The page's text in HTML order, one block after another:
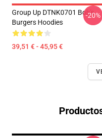
Group Up DTNK0701 Bob's
Burgers Hoodies
39,51 € - 45,95 €
-20%